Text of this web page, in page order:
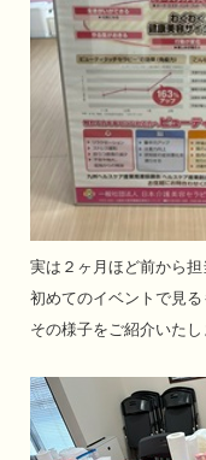
実は２ヶ月ほど前から
初めてのイベントで見
その様子をご紹介いた